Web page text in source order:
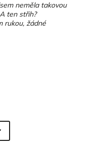
neměla takovou
ten střih?
rukou, žádné